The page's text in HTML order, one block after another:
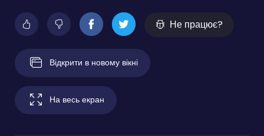
Не працює?
Відкрити в новому вікні
На весь екран